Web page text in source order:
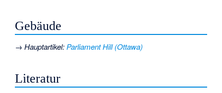
Gebäude
→Hauptartikel:Parliament Hill (Ottawa)
Literatur